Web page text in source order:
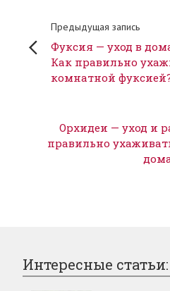
Предыдущая запись
Фуксия — уход в
Как правильно
комнатной
Орхидеи — уход и
правильно
Интересные статьи: